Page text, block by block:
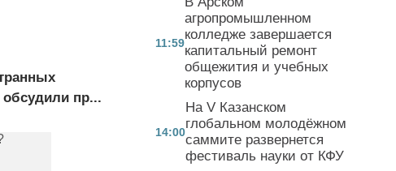
пр...
11:59
агропромышленном
колледже завершается
капитальный ремонт
общежития и учебных
корпусов
14:00
На V Казанском
глобальном молодёжном
саммите развернется
фестиваль науки от КФУ